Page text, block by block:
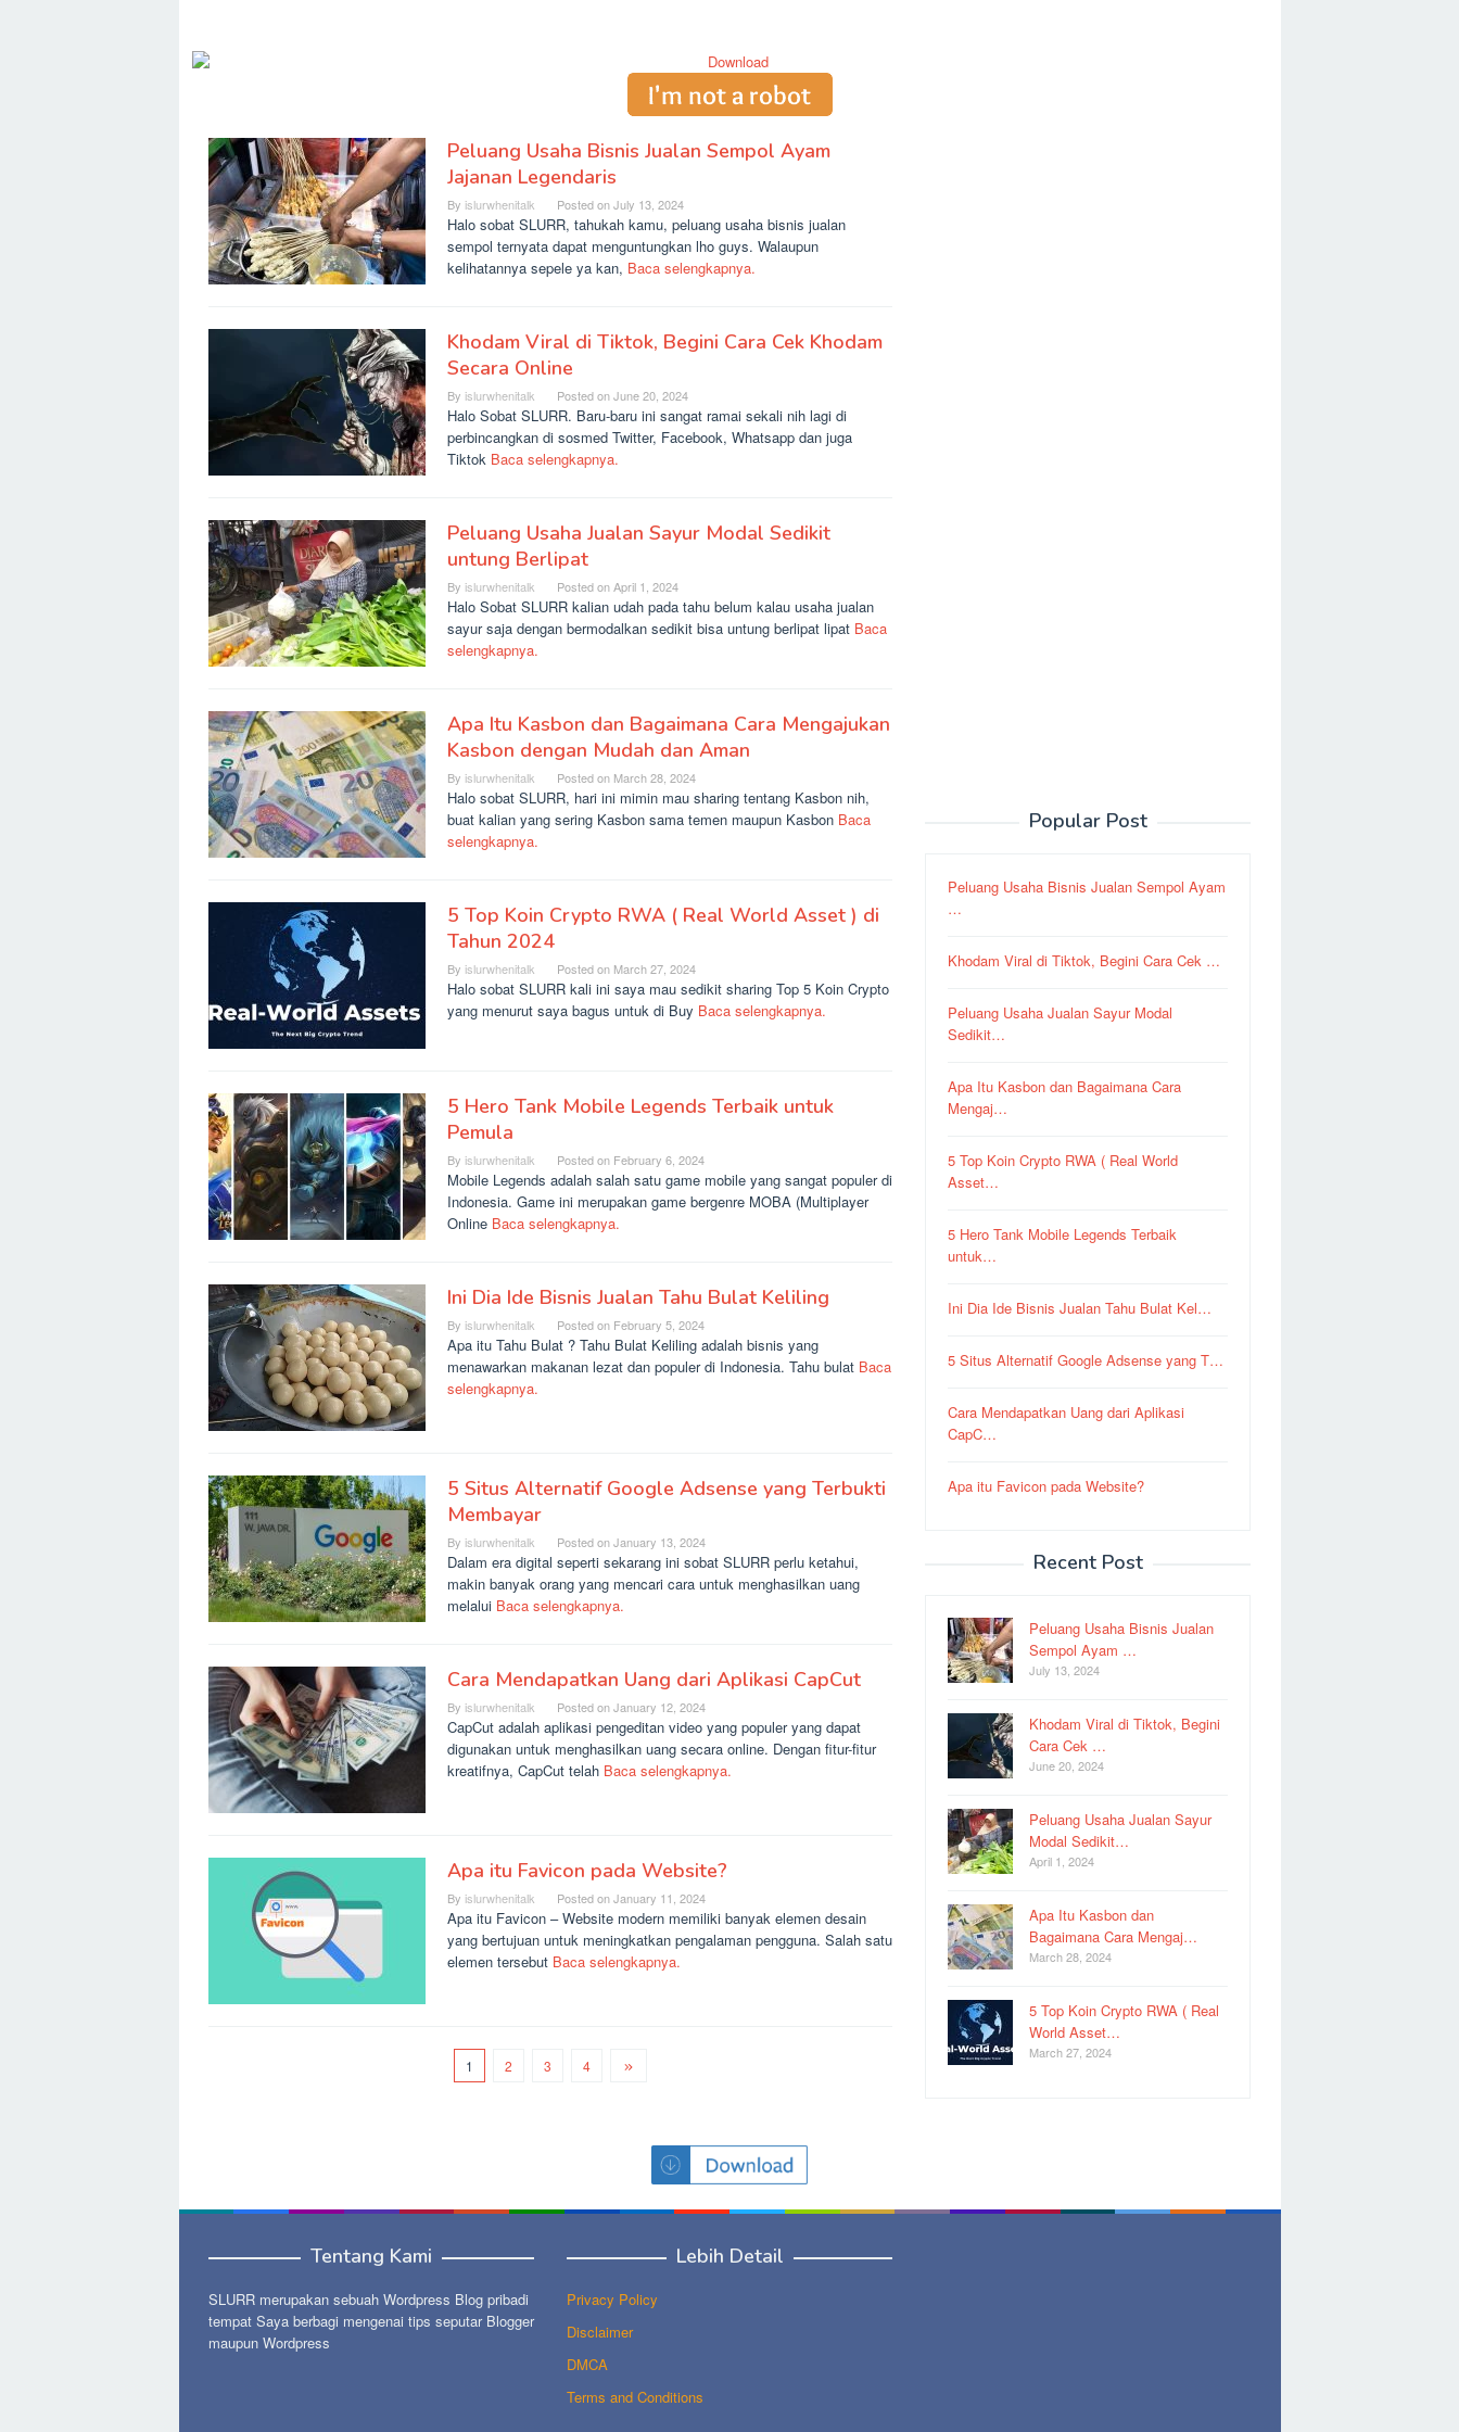
SLURR
Peluang Usaha Bisnis Jualan Sempol Ayam
Jajanan Legendaris
By islurwhenitalk Posted onJuly 13, 2024
Halo sobat SLURR, tahukah kamu, peluang usaha bisnis jualan
sempol ternyata dapat menguntungkan lho guys. Walaupun
kelihatannya sepele ya kan, Baca selengkapnya.
Khodam Viral di Tiktok, Begini Cara Cek Khodam
Secara Online
By islurwhenitalk Posted onJune 20, 2024
Halo Sobat SLURR. Baru-baru ini sangat ramai sekali nih lagi di
perbincangkan di sosmed Twitter, Facebook, Whatsapp dan juga
Tiktok Baca selengkapnya.
Peluang Usaha Jualan Sayur Modal Sedikit
untung Berlipat
By islurwhenitalk Posted onApril 1, 2024
Halo Sobat SLURR kalian udah pada tahu belum kalau usaha jualan
sayur saja dengan bermodalkan sedikit bisa untung berlipat lipat Baca
selengkapnya.
Apa Itu Kasbon dan Bagaimana Cara Mengajukan
Kasbon dengan Mudah dan Aman
By islurwhenitalk Posted on March 28, 2024
Halo sobat SLURR, hari ini mimin mau sharing tentang Kasbon nih,
buat kalian yang sering Kasbon sama temen maupun Kasbon Baca
selengkapnya.
5 Top Koin Crypto RWA ( Real World Asset ) di
Tahun 2024
By islurwhenitalk Posted on March 27, 2024
Halo sobat SLURR kali ini saya mau sedikit sharing Top 5 Koin Crypto
yang menurut saya bagus untuk di Buy Baca selengkapnya.
5 Hero Tank Mobile Legends Terbaik untuk
Pemula
By islurwhenitalk Posted on February 6, 2024
Mobile Legends adalah salah satu game mobile yang sangat populer di
Indonesia. Game ini merupakan game bergenre MOBA (Multiplayer
Online Baca selengkapnya.
Ini Dia Ide Bisnis Jualan Tahu Bulat Keliling
By islurwhenitalk Posted on February 5, 2024
Apa itu Tahu Bulat ? Tahu Bulat Keliling adalah bisnis yang
menawarkan makanan lezat dan populer di Indonesia. Tahu bulat Baca
selengkapnya.
5 Situs Alternatif Google Adsense yang Terbukti
Membayar
By islurwhenitalk Posted onJanuary 13, 2024
Dalam era digital seperti sekarang ini sobat SLURR perlu ketahui,
makin banyak orang yang mencari cara untuk menghasilkan uang
melalui Baca selengkapnya.
Cara Mendapatkan Uang dari Aplikasi CapCut
By islurwhenitalk Posted onJanuary 12, 2024
CapCut adalah aplikasi pengeditan video yang populer yang dapat
digunakan untuk menghasilkan uang secara online. Dengan fitur-fitur
kreatifnya, CapCut telah Baca selengkapnya.
Apa itu Favicon pada Website?
By islurwhenitalk Posted onJanuary 11, 2024
Apa itu Favicon – Website modern memiliki banyak elemen desain
yang bertujuan untuk meningkatkan pengalaman pengguna. Salah satu
elemen tersebut Baca selengkapnya.
1 2 3 4
Popular Post
Peluang Usaha Bisnis Jualan Sempol Ayam
…
Khodam Viral di Tiktok, Begini Cara Cek …
Peluang Usaha Jualan Sayur Modal
Sedikit…
Apa Itu Kasbon dan Bagaimana Cara
Mengaj…
5 Top Koin Crypto RWA ( Real World
Asset…
5 Hero Tank Mobile Legends Terbaik
untuk…
Ini Dia Ide Bisnis Jualan Tahu Bulat Kel…
5 Situs Alternatif Google Adsense yang T…
Cara Mendapatkan Uang dari Aplikasi
CapC…
Apa itu Favicon pada Website?
Recent Post
Peluang Usaha Bisnis Jualan
Sempol Ayam …
July 13, 2024
Khodam Viral di Tiktok, Begini
Cara Cek …
June 20, 2024
Peluang Usaha Jualan Sayur
Modal Sedikit…
April 1, 2024
Apa Itu Kasbon dan
Bagaimana Cara Mengaj…
March 28, 2024
5 Top Koin Crypto RWA ( Real
World Asset…
March 27, 2024
Tentang Kami
SLURR merupakan sebuah Wordpress Blog pribadi
tempat Saya berbagi mengenai tips seputar Blogger
maupun Wordpress
Lebih Detail
Privacy Policy
Disclaimer
DMCA
Terms and Conditions